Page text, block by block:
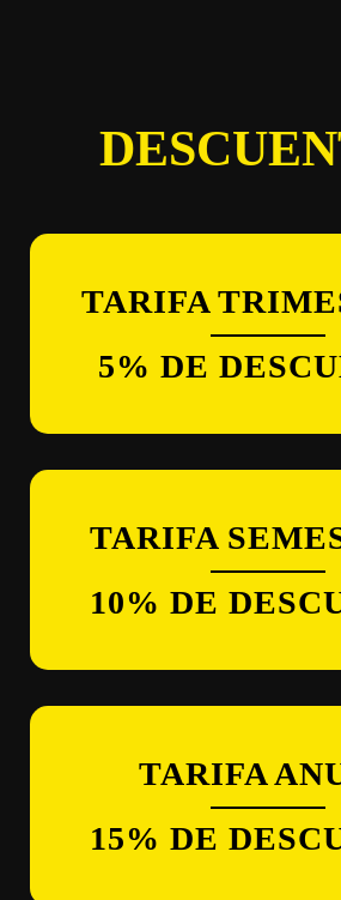
TARIFA
5% DE
TARIFA
10% DE
TARIFA
15% DE